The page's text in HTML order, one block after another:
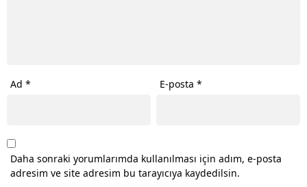
Ad * E-posta*
Daha sonraki yorumlarımda kullanılması için adım, e-posta
adresim ve site adresim bu tarayıcıya kaydedilsin.